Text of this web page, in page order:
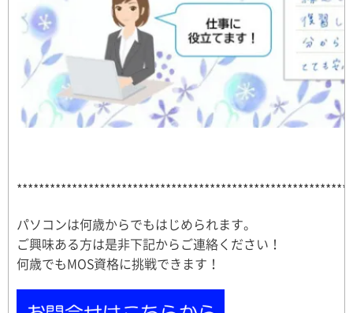
パソコンは何歳からでもはじめられます。
ご興味ある方は是非下記からご連絡ください！
何歳でもMOS資格に挑戦できます！